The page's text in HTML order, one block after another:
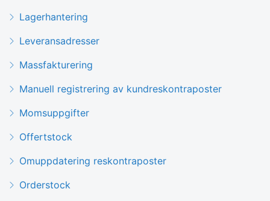
Lagerhantering
Leveransadresser
Massfakturering
Manuell registrering av kundreskontraposter
Momsuppgifter
Offertstock
Omuppdatering reskontraposter
Orderstock